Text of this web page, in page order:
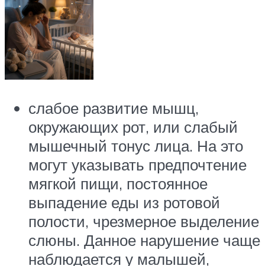
слабое развитие мышц,
окружающих рот, или слабый
мышечный тонус лица. На это
могут указывать предпочтение
мягкой пищи, постоянное
выпадение еды из ротовой
полости, чрезмерное выделение
слюны. Данное нарушение чаще
наблюдается у малышей,